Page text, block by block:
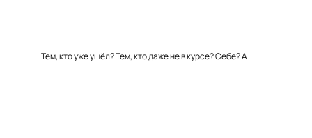
Тем, кто уже ушёл? Тем, кто даже не в курсе? Себе? А